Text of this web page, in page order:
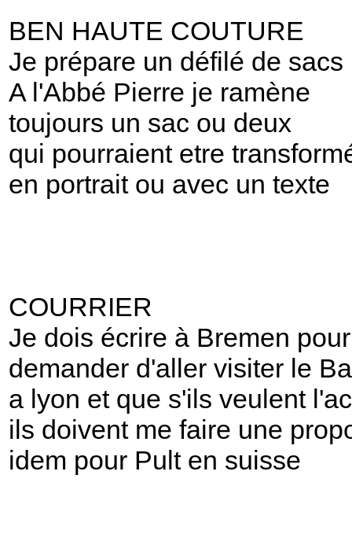
BEN HAUTE COUTURE
Je prépare un défilé de sacs
A l'Abbé Pierre je ramène
toujours un sac ou deux
qui pourraient etre
en portrait ou avec un texte
COURRIER
Je dois écrire à Bremen
demander d'aller visiter le
a lyon et que s'ils veulent
ils doivent me faire une
idem pour Pult en suisse